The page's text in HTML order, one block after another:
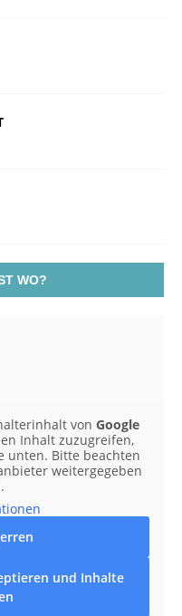
WO?
von Google
Inhalt zuzugreifen,
unten. Bitte beachten
weitergegeben
und Inhalte